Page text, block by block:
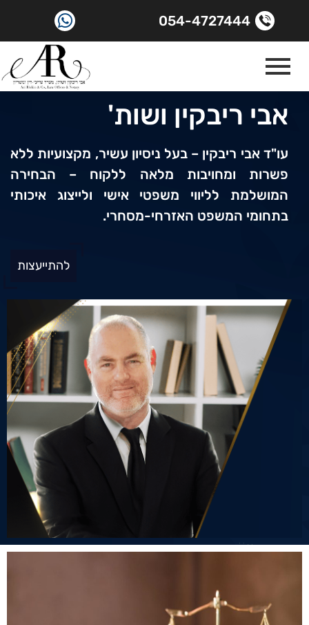
054-4727444
אבי ריבקין ושות'
עו"ד אבי ריבקין – בעל ניסיון עשיר, מקצועיות ללא
פשרות ומחויבות מלאה ללקוח – הבחירה
המושלמת לליווי משפטי אישי ולייצוג איכותי
בתחומי המשפט האזרחי-מסחרי.
להתייעצות